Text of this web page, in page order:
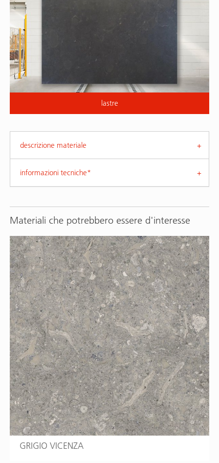
lastre
descrizione materiale
informazioni tecniche*
Materiali che potrebbero essere d'interesse
GRIGIO VICENZA